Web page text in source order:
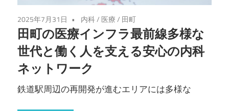
2025年7月31日 内科/ 医療/ 田町
田町の医療インフラ最前線多様な
世代と働く人を支える安心の内科
ネットワーク
鉄道駅周辺の再開発が進むエリアには多様な